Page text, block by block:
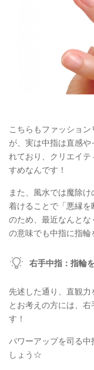
こちらもファッショ
が、実は中指は直感
れており、クリエイ
すめなんです！
また、風水では魔除
着けることで「悪縁
のため、最近なんと
の意味でも中指に指
右手中指：指輪
先述した通り、直観
とお考えの方には、
す！
パワーアップを司る中
しょう☆